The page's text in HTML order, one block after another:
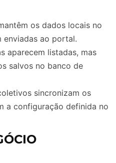
os dados locais no
enviadas ao portal.
aparecem listadas, mas
salvos no banco de
sincronizam os
a configuração definida no